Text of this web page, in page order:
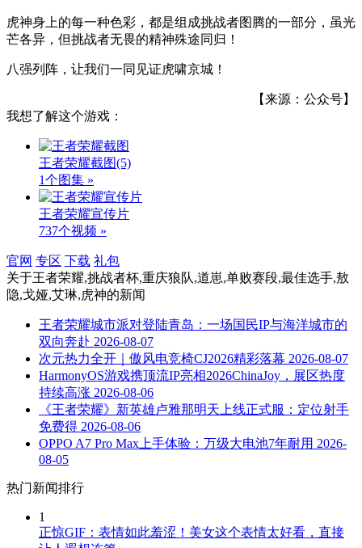
虎神身上的每一种色彩，都是组成挑战者图腾的一部分，虽光
芒各异，但挑战者无畏的精神殊途同归！
八强列阵，让我们一同见证虎啸京城！
【来源：公众号】
我想了解这个游戏：
王者荣耀截图(5)
1个图集 »
王者荣耀宣传片
737个视频 »
官网 专区 下载 礼包
关于王者荣耀,挑战者杯,重庆狼队,道崽,单败赛段,最佳选手,敖
隐,戈娅,艾琳,虎神的新闻
王者荣耀城市派对登陆青岛：一场国民IP与海洋城市的
双向奔赴 2026-08-07
次元热力全开｜傲风电竞椅CJ2026精彩落幕 2026-08-07
HarmonyOS游戏携顶流IP亮相2026ChinaJoy，展区热度
持续高涨 2026-08-06
《王者荣耀》新英雄卢雅那明天上线正式服：定位射手
免费得 2026-08-06
OPPO A7 Pro Max上手体验：万级大电池7年耐用 2026-
08-05
热门新闻排行
1
正惊GIF：表情如此羞涩！美女这个表情太好看，直接